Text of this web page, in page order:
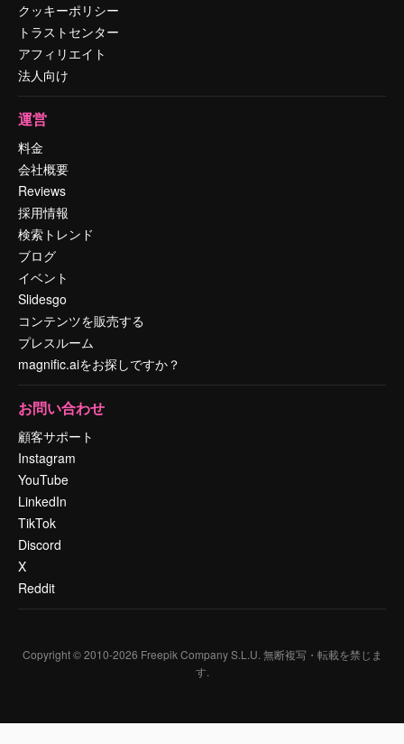
クッキーポリシー
トラストセンター
アフィリエイト
法人向け
運営
料金
会社概要
Reviews
採用情報
検索トレンド
ブログ
イベント
Slidesgo
コンテンツを販売する
プレスルーム
magnific.aiをお探しですか？
お問い合わせ
顧客サポート
Instagram
YouTube
LinkedIn
TikTok
Discord
X
Reddit
Copyright © 2010-2026 Freepik Company S.L.U. 無断複写・転載を禁じま
す.